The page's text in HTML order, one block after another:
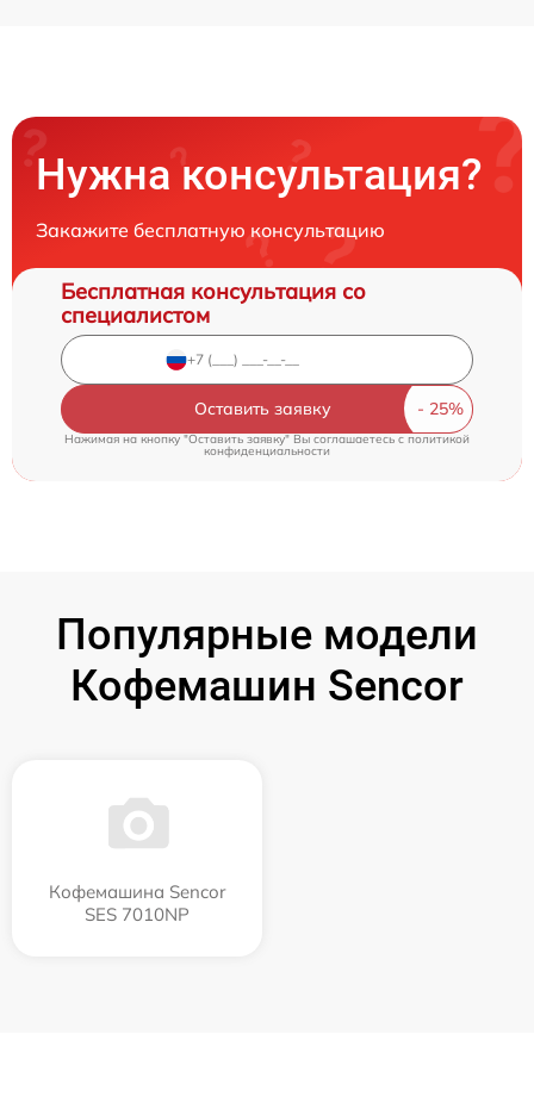
Нужна консультация?
Закажите бесплатную консультацию
Бесплатная консультация со
специалистом
Оставить заявку
Нажимая на кнопку "Оставить заявку" Вы соглашаетесь cполитикой
конфиденциальности
Популярные модели
Кофемашин Sencor
Кофемашина Sencor
SES 7010NP